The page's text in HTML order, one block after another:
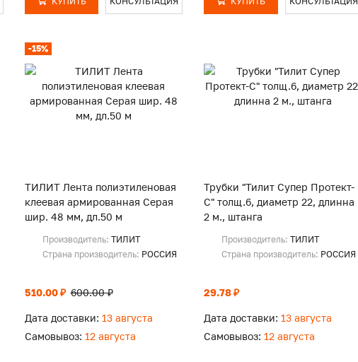
-15%
ТИЛИТ Лента полиэтиленовая
клеевая армированная Серая
шир. 48 мм, дл.50 м
Производитель: ТИЛИТ
Страна производитель: РОССИЯ
510.00 ₽ 600.00 ₽
Дата доставки: 13 августа
Самовывоз: 12 августа
Трубки "Тилит Супер Протект-
С" толщ.6, диаметр 22, длинна
2 м., штанга
Производитель: ТИЛИТ
Страна производитель: РОССИЯ
29.78 ₽
Дата доставки: 13 августа
Самовывоз: 12 августа